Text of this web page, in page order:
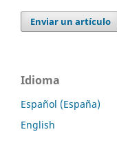
Enviar un artículo
Idioma
Español (España)
English